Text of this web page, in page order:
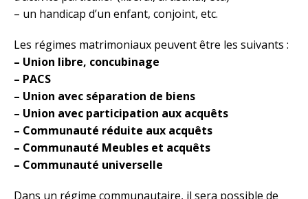
– un handicap d’un enfant, conjoint, etc.
Les régimes matrimoniaux peuvent être les suivants :
– Union libre, concubinage
– PACS
– Union avec séparation de biens
– Union avec participation aux acquêts
– Communauté réduite aux acquêts
– Communauté Meubles et acquêts
– Communauté universelle
Dans un régime communautaire, il sera possible de